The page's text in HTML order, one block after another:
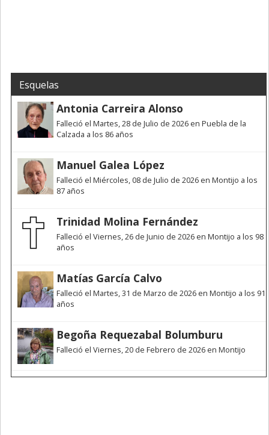
Esquelas
Antonia Carreira Alonso
Falleció el Martes, 28 de Julio de 2026 en Puebla de la
Calzada a los 86 años
Manuel Galea López
Falleció el Miércoles, 08 de Julio de 2026 en Montijo a los
87 años
Trinidad Molina Fernández
Falleció el Viernes, 26 de Junio de 2026 en Montijo a los 98
años
Matías García Calvo
Falleció el Martes, 31 de Marzo de 2026 en Montijo a los 91
años
Begoña Requezabal Bolumburu
Falleció el Viernes, 20 de Febrero de 2026 en Montijo